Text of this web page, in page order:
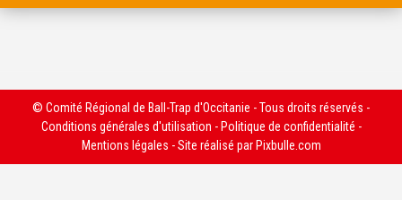
© Comité Régional de Ball-Trap d'Occitanie - Tous droits réservés -
Conditions générales d'utilisation - Politique de confidentialité -
Mentions légales - Site réalisé par Pixbulle.com